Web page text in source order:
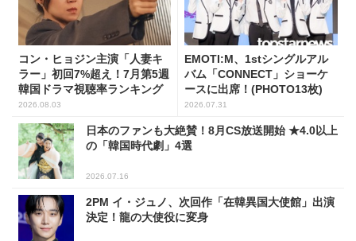
コン・ヒョジン主演「人妻キ
ラー」初回7%超え！7月第5週
韓国ドラマ視聴率ランキング
2026.08.03
EMOTI:M、1stシングルアル
バム「CONNECT」ショーケ
ースに出席！(PHOTO13枚)
2026.07.31
日本のファンも大絶賛！8月CS放送開始 ★4.0以上
の「韓国時代劇」4選
2026.07.16
2PM イ・ジュノ、次回作「在韓異国大使館」出演
決定！龍の大使役に変身